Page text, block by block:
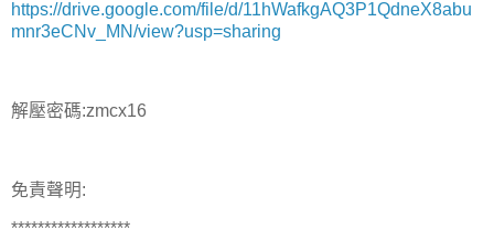
https://drive.google.com/file/d/11hWafkgAQ3P1QdneX8abu
mnr3eCNv_MN/view?usp=sharing
解壓密碼:zmcx16
免責聲明:
******************